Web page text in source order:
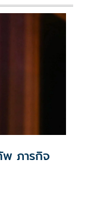
ภารกิจ